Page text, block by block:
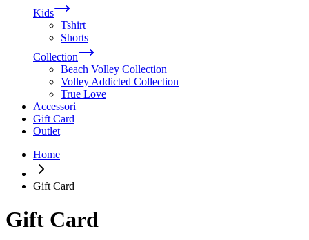
Kids
Tshirt
Shorts
Collection
Beach Volley Collection
Volley Addicted Collection
True Love
Accessori
Gift Card
Outlet
Home
Gift Card
Gift Card